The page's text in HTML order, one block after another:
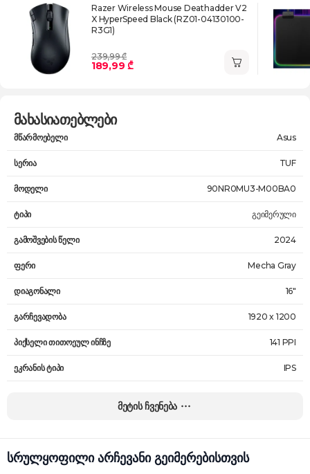
Razer Wireless Mouse Deathadder V2
X HyperSpeed Black (RZ01-04130100-
R3G1)
239,99 ₾
189,99 ₾
მახასიათებლები
მწარმოებელი Asus
სერია TUF
მოდელი 90NR0MU3-M00BA0
ტიპი გეიმერული
გამოშვების წელი 2024
ფერი Mecha Gray
დიაგონალი 16"
გარჩევადობა 1920 x 1200
პიქსელი თითოეულ ინჩზე 141 PPI
ეკრანის ტიპი IPS
მეტის ჩვენება
სრულყოფილი არჩევანი გეიმერებისთვის